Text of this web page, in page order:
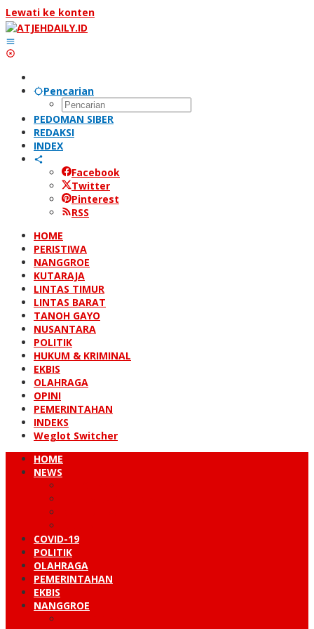
Lewati ke konten
Pencarian
PEDOMAN SIBER
REDAKSI
INDEX
Facebook
Twitter
Pinterest
RSS
HOME
PERISTIWA
NANGGROE
KUTARAJA
LINTAS TIMUR
LINTAS BARAT
TANOH GAYO
NUSANTARA
POLITIK
HUKUM & KRIMINAL
EKBIS
OLAHRAGA
OPINI
PEMERINTAHAN
INDEKS
Weglot Switcher
HOME
NEWS
COVID-19
POLITIK
OLAHRAGA
PEMERINTAHAN
EKBIS
NANGGROE